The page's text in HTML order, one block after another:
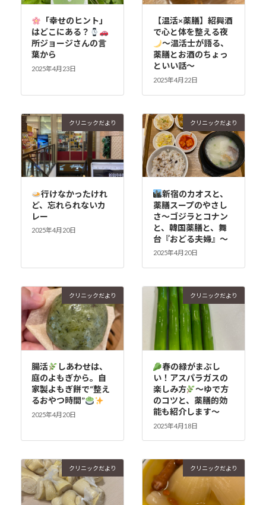
「幸せのヒント」
はどこにある？
所ジョージさんの言
葉から
2025年4月23日
【温活×薬膳】紹興酒
で心と体を整える夜
〜温活士が語る、
薬膳とお酒のちょっ
といい話〜
2025年4月22日
クリニックだより
行けなかったけれ
ど、忘れられないカ
レー
2025年4月20日
クリニックだより
新宿のカオスと、
薬膳スープのやさし
さ～ゴジラとコナン
と、韓国薬膳と、舞
台『おどる夫婦』～
2025年4月20日
クリニックだより
腸活
しあわせは、
庭のよもぎから。自
家製よもぎ餅で“整え
るおやつ時間”
2025年4月20日
クリニックだより
春の緑がまぶし
い！アスパラガスの
楽しみ方
～ゆで方
のコツと、薬膳的効
能も紹介します～
2025年4月18日
クリニックだより クリニックだより